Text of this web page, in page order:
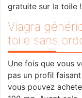
gratuite sur la toile !
Viagra
toile sans
Une fois que vous
pas un profil
vous pouvez